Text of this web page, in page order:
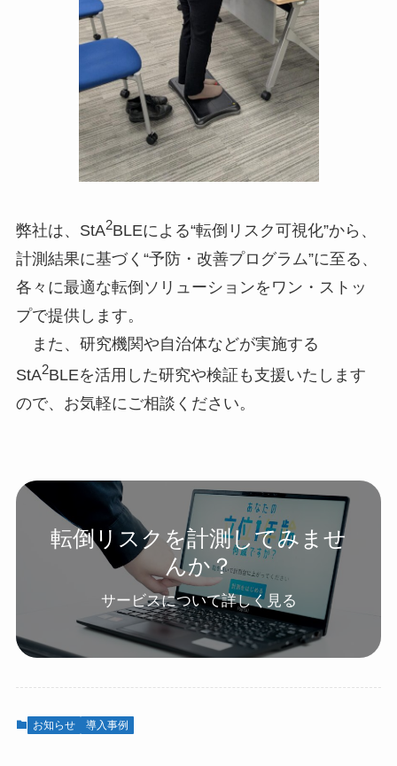
弊社は、StA2BLEによる“転倒リスク可視化”から、
計測結果に基づく“予防・改善プログラム”に至る、
各々に最適な転倒ソリューションをワン・ストッ
プで提供します。
また、研究機関や自治体などが実施する
StA2BLEを活用した研究や検証も支援いたします
ので、お気軽にご相談ください。
転倒リスクを計測してみませ
んか？
サービスについて詳しく見る
お知らせ 導入事例